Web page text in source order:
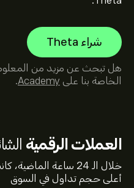
العملات الرقمية
خلال الـ 24 ساعة
أعلى حجم تداول في السوق
شراء Theta
هل تبحث عن مزيد من
الخاصة بنا على Academy
.